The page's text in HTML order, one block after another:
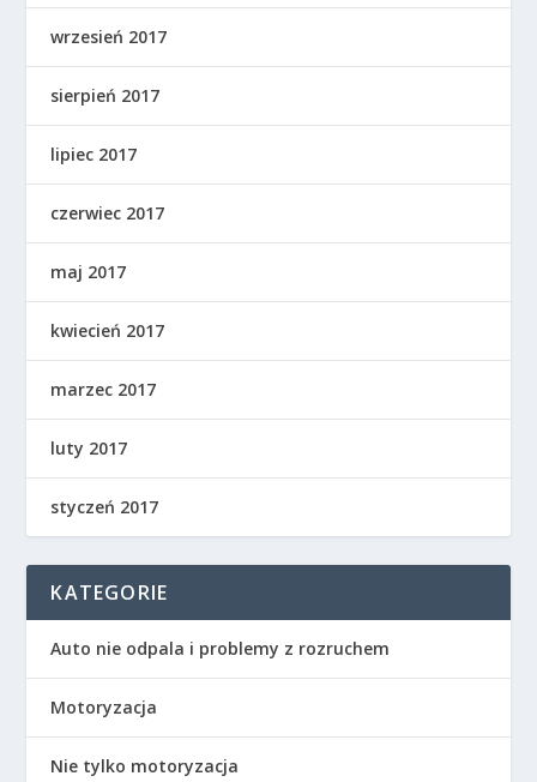
wrzesień 2017
sierpień 2017
lipiec 2017
czerwiec 2017
maj 2017
kwiecień 2017
marzec 2017
luty 2017
styczeń 2017
KATEGORIE
Auto nie odpala i problemy z rozruchem
Motoryzacja
Nie tylko motoryzacja